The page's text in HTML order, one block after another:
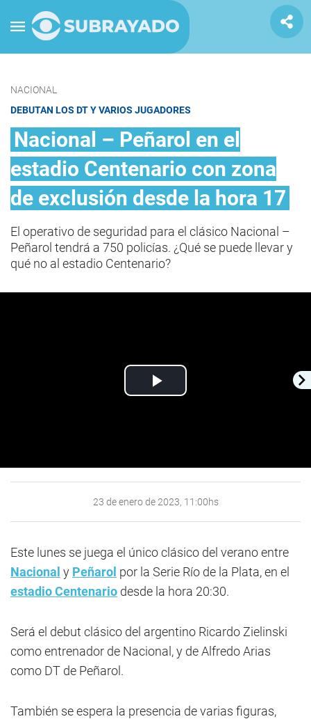
NACIONAL
DEBUTAN LOS DT Y VARIOS JUGADORES
Nacional – Peñarol en el
estadio Centenario con zona
de exclusión desde la hora 17
El operativo de seguridad para el clásico Nacional –
Peñarol tendrá a 750 policías. ¿Qué se puede llevar y
qué no al estadio Centenario?
Play
23 de enero de 2023, 11:00hs
Este lunes se juega el único clásico del verano entre
Nacional y Peñarol por la Serie Río de la Plata, en el
estadio Centenario desde la hora 20:30.
Será el debut clásico del argentino Ricardo Zielinski
como entrenador de Nacional, y de Alfredo Arias
como DT de Peñarol.
También se espera la presencia de varias figuras,